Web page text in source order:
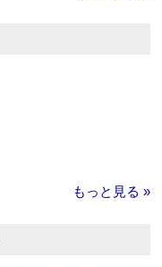
もっと見る »